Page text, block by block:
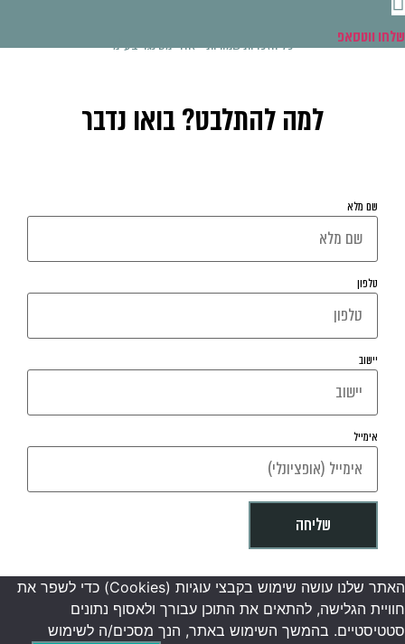
ווטסאפ כל הזכויות שמורות - אודי מסינגר בע"מ
למה להתלבט? בואו נדבר
שם מלא
טלפון
יישוב
אימייל
שליחה
האתר שלנו עושה שימוש בקבצי עוגיות (Cookies) כדי לשפר את
הגלישה, להתאים את התוכן עבורך ולאסוף נתונים
בהמשך השימוש באתר, הנך מסכים/ה לשימוש